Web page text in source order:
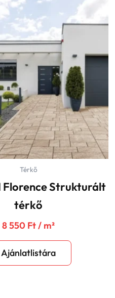
Térkő
Florence Strukturált
térkő
8 550 Ft/ m²
Ajánlatlistára